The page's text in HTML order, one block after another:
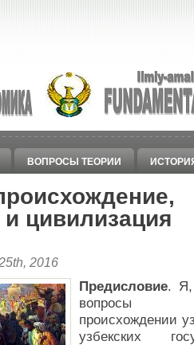
ВОПРОСЫ ТЕОРИИ
и цивилизация
2016
Предисловие. Я,
происхождении
узбекских